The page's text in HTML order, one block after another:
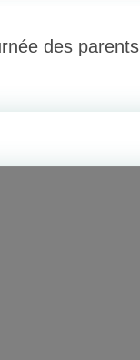
des parents